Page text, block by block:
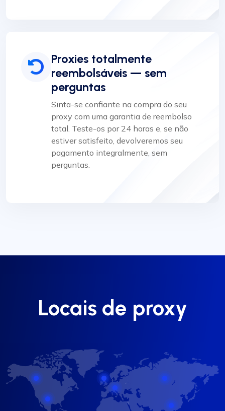
Proxies totalmente
reembolsáveis — sem
perguntas
Sinta-se confiante na compra do seu
proxy com uma garantia de reembolso
total. Teste-os por 24 horas e, se não
estiver satisfeito, devolveremos seu
pagamento integralmente, sem
perguntas.
Locais de proxy